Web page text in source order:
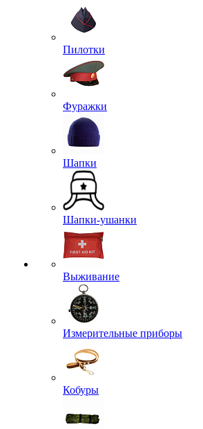
Пилотки
Фуражки
Шапки
Шапки-ушанки
Выживание
Измерительные приборы
Кобуры